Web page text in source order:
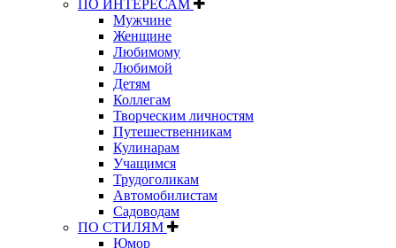
ПО ИНТЕРЕСАМ
Мужчине
Женщине
Любимому
Любимой
Детям
Коллегам
Творческим личностям
Путешественникам
Кулинарам
Учащимся
Трудоголикам
Автомобилистам
Садоводам
ПО СТИЛЯМ
Юмор